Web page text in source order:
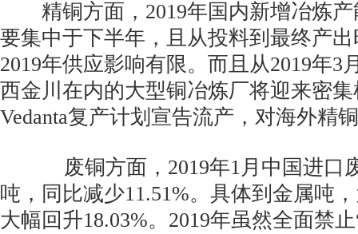
精铜方面，2019年国内新增冶炼产
要集中于下半年，且从投料到最终产
2019年供应影响有限。而且从2019年3
西金川在内的大型铜冶炼厂将迎来密
Vedanta复产计划宣告流产，对海外精
废铜方面，2019年1月中国进口废
吨，同比减少11.51%。具体到金属吨
大幅回升18.03%。2019年虽然全面禁